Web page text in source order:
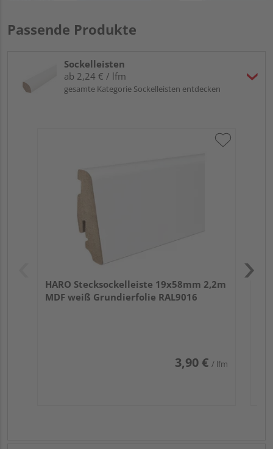
Passende Produkte
Sockelleisten
ab 2,24 € / lfm
gesamte Kategorie Sockelleisten entdecken
HARO Stecksockelleiste 19x58mm 2,2m
MDF weiß Grundierfolie RAL9016
3,90 € / lfm